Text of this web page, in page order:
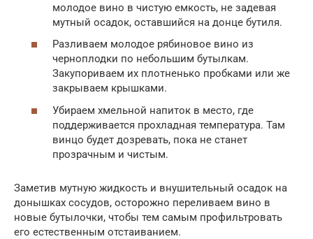
молодое вино в чистую емкость, не задевая
мутный осадок, оставшийся на донце бутиля.
Разливаем молодое рябиновое вино из
черноплодки по небольшим бутылкам.
Закупориваем их плотненько пробками или же
закрываем крышками.
Убираем хмельной напиток в место, где
поддерживается прохладная температура. Там
винцо будет дозревать, пока не станет
прозрачным и чистым.
Заметив мутную жидкость и внушительный осадок на
донышках сосудов, осторожно переливаем вино в
новые бутылочки, чтобы тем самым профильтровать
его естественным отстаиванием.